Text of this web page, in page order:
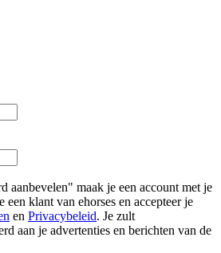
aanbevelen" maak je een account met je
een klant van ehorses en accepteer je
en Privacybeleid. Je zult
aan je advertenties en berichten van de